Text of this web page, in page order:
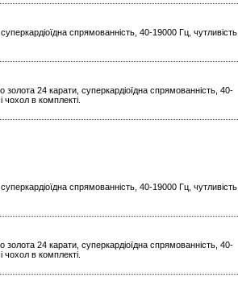
спрямованність, 40-19000 Гц, чутливість
24 карати, суперкардіоїдна спрямованність, 40-
в комплекті.
спрямованність, 40-19000 Гц, чутливість
24 карати, суперкардіоїдна спрямованність, 40-
в комплекті.